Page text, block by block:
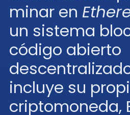
minar en
un sistema
código abierto
incluye su
criptomoneda,